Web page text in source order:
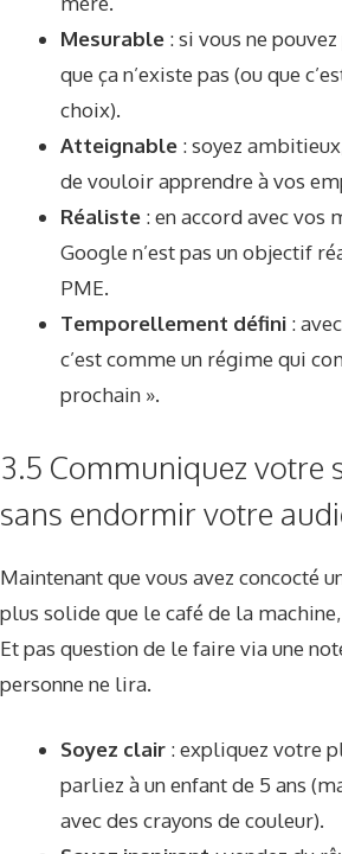
Mesurable : si vous ne
que ça n’existe pas (ou que
choix).
Atteignable : soyez
de vouloir apprendre à vos
Réaliste : en accord avec vos
Google n’est pas un objectif
PME.
Temporellement défini :
c’est comme un régime qui
prochain ».
3.5 Communiquez votre
sans endormir votre
Maintenant que vous avez concocté
plus solide que le café de la
Et pas question de le faire via une
personne ne lira.
Soyez clair : expliquez votre
parliez à un enfant de 5 ans
avec des crayons de couleur).